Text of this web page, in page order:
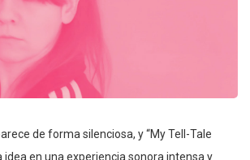
de forma silenciosa, y “My Tell-Tale
idea en una experiencia sonora intensa y